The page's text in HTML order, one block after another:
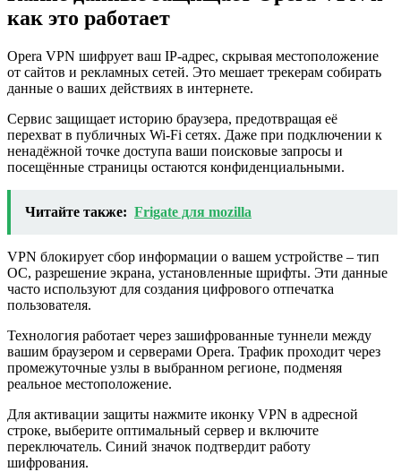
как это работает
Opera VPN шифрует ваш IP-адрес, скрывая местоположение
от сайтов и рекламных сетей. Это мешает трекерам собирать
данные о ваших действиях в интернете.
Сервис защищает историю браузера, предотвращая её
перехват в публичных Wi-Fi сетях. Даже при подключении к
ненадёжной точке доступа ваши поисковые запросы и
посещённые страницы остаются конфиденциальными.
Читайте также: Frigate для mozilla
VPN блокирует сбор информации о вашем устройстве – тип
ОС, разрешение экрана, установленные шрифты. Эти данные
часто используют для создания цифрового отпечатка
пользователя.
Технология работает через зашифрованные туннели между
вашим браузером и серверами Opera. Трафик проходит через
промежуточные узлы в выбранном регионе, подменяя
реальное местоположение.
Для активации защиты нажмите иконку VPN в адресной
строке, выберите оптимальный сервер и включите
переключатель. Синий значок подтвердит работу
шифрования.